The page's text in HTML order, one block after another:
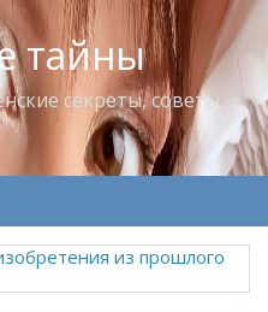
тайны
секреты, советы
из прошлого